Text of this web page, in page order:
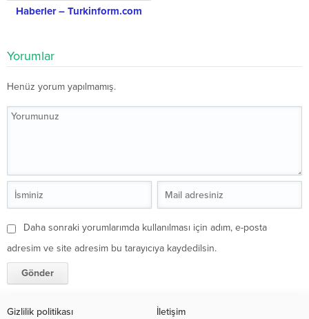
Haberler – Turkinform.com
Yorumlar
Henüz yorum yapılmamış.
Daha sonraki yorumlarımda kullanılması için adım, e-posta
adresim ve site adresim bu tarayıcıya kaydedilsin.
Gizlilik politikası İletişim